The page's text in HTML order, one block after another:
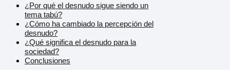
¿Por qué el desnudo sigue siendo un
tema tabú?
¿Cómo ha cambiado la percepción del
desnudo?
¿Qué significa el desnudo para la
sociedad?
Conclusiones